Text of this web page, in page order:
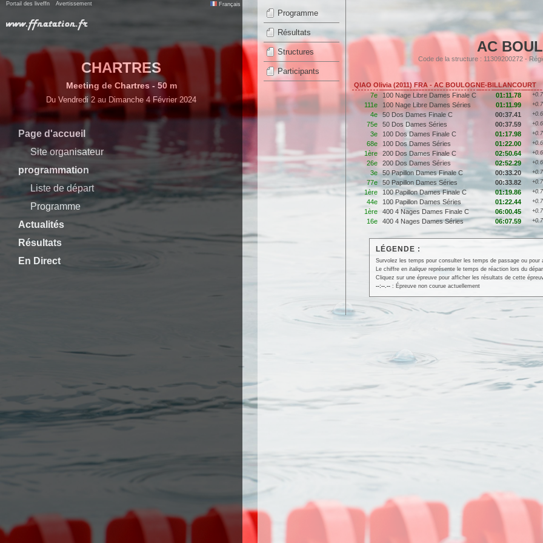
Portail des liveffn Avertissement Français
CHARTRES
Meeting de Chartres - 50 m
Du Vendredi 2 au Dimanche 4 Février 2024
Page d'accueil
Site organisateur
programmation
Liste de départ
Programme
Actualités
Résultats
En Direct
Programme
Résultats
Structures
Participants
AC
Code de la structure : 11309200272 -
QIAO Olivia (2011) FRA - AC BOULOGNE-BILLANCOURT
7e
100 Nage Libre Dames Finale C 01:11.78
111e 100 Nage Libre Dames Séries 01:11.99
4e 50 Dos Dames Finale C 00:37.41
75e 50 Dos Dames Séries 00:37.59
3e 100 Dos Dames Finale C 01:17.98
68e 100 Dos Dames Séries 01:22.00
1ère 200 Dos Dames Finale C 02:50.64
26e 200 Dos Dames Séries 02:52.29
3e 50 Papillon Dames Finale C 00:33.20
77e 50 Papillon Dames Séries 00:33.82
1ère 100 Papillon Dames Finale C 01:19.86
44e 100 Papillon Dames Séries 01:22.44
1ère 400 4 Nages Dames Finale C 06:00.45
16e 400 4 Nages Dames Séries 06:07.59
LÉGENDE :
Survolez les temps pour consulter les temps de passage ou
Le chiffre en italiquereprésente le temps de réaction lors du
Cliquez sur une épreuve pour afficher les résultats de cette
--:--.--: Épreuve non courue actuellement